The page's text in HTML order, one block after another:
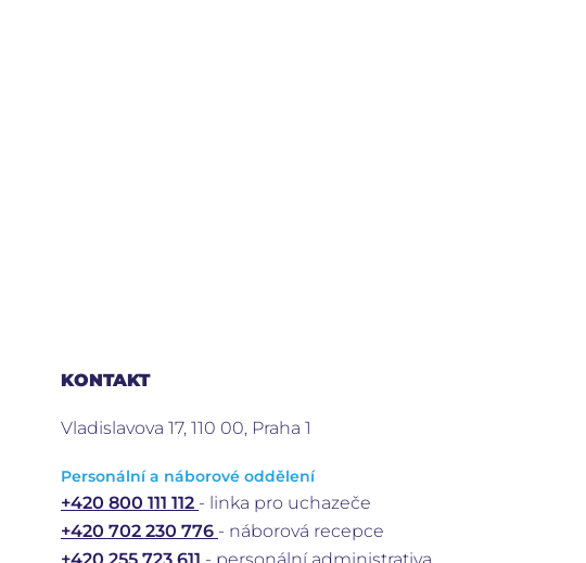
KONTAKT
Vladislavova 17, 110 00, Praha 1
Personální a náborové oddělení
+420 800 111 112 - linka pro uchazeče
+420 702 230 776 - náborová recepce
+420 255 723 611 - personální administrativa